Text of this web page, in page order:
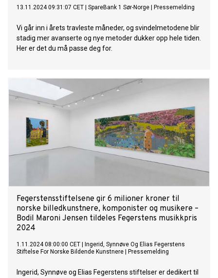
13.11.2024 09:31:07 CET SpareBank 1 Sør-Norge Pressemelding
Vi går inn i årets travleste måneder, og svindelmetodene blir
stadig mer avanserte og nye metoder dukker opp hele tiden.
Her er det du må passe deg for.
Fegerstensstiftelsene gir 6 milioner kroner til
norske billedkunstnere, komponister og musikere –
Bodil Maroni Jensen tildeles Fegerstens musikkpris
2024
1.11.2024 08:00:00 CET
Ingerid, Synnøve Og Elias Fegerstens
Stiftelse For Norske Bildende Kunstnere
Pressemelding
Ingerid, Synnøve og Elias Fegerstens stiftelser er dedikert til